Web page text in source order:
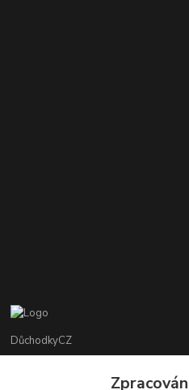
DůchodkyCZ